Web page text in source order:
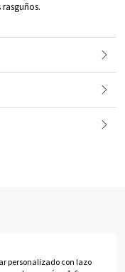
rasguños.
personalizado con lazo